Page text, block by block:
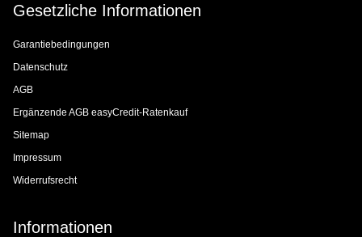
Gesetzliche Informationen
Garantiebedingungen
Datenschutz
AGB
Ergänzende AGB easyCredit-Ratenkauf
Sitemap
Impressum
Widerrufsrecht
Informationen